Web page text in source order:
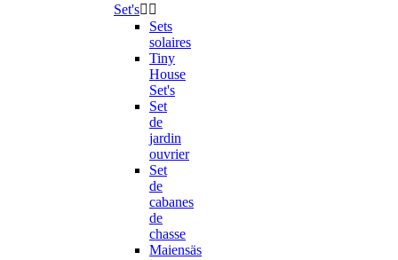
Set's 
Sets
solaires
Tiny
House
Set's
Set
de
jardin
ouvrier
Set
de
cabanes
de
chasse
Maiensäs